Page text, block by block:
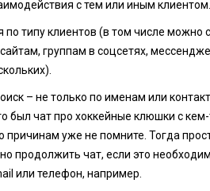
с тем или иным клиентом.
типу клиентов (в том числе можно
группам в соцсетях,
– не только по именам или
был чат про хоккейные клюшки с
причинам уже не помните. Тогда
продолжить чат, если это
или телефон, например.